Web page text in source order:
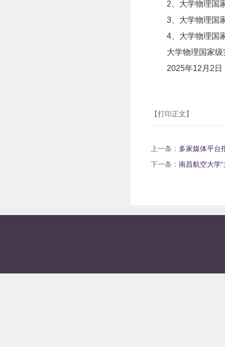
2、 大学物理国
3、 大学物理国
4、 大学物理国
大学物理国家
2025年12 月 2 日
【打印正文】
上一条： 多家媒体平台
下一条： 南昌航空大学